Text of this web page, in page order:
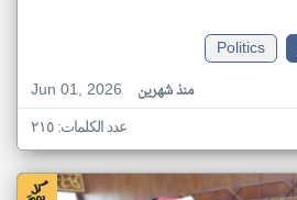
Politics
Jun 01, 2026
منذ شهرين
عدد الكلمات: ٢١٥